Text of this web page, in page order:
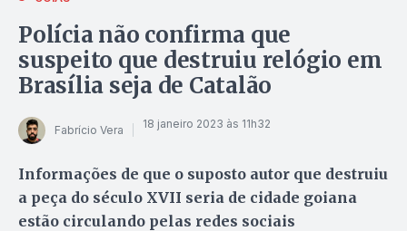
Polícia não confirma que
suspeito que destruiu relógio em
Brasília seja de Catalão
Fabrício Vera 18 janeiro 2023 às 11h32
Informações de que o suposto autor que destruiu
a peça do século XVII seria de cidade goiana
estão circulando pelas redes sociais